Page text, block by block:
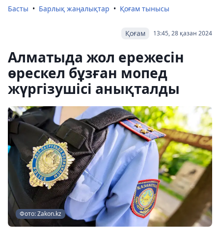
Басты Барлық жаңалықтар Қоғам тынысы
13:45, 28 қазан 2024
Қоғам
Алматыда жол ережесін
өрескел бұзған мопед
жүргізушісі анықталды
Фото: Zakon.kz